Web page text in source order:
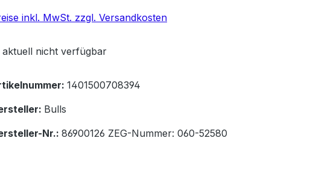
inkl. MwSt. zzgl. Versandkosten
aktuell nicht verfügbar
1401500708394
Bulls
Nr.: 86900126 ZEG-Nummer: 060-52580